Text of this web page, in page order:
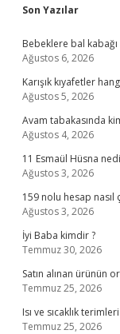
Sidebar
Son Yazılar
Bebeklere bal
Ağustos 6, 2026
Karışık kıyafetler
Ağustos 5, 2026
Avam tabakasında
Ağustos 4, 2026
11 Esmaül Hüsna
Ağustos 3, 2026
159 nolu hesap nasıl
Ağustos 3, 2026
İyi Baba kimdir ?
Temmuz 30, 2026
Satın alınan ürünün
Temmuz 25, 2026
Isı ve sıcaklık
Temmuz 25, 2026